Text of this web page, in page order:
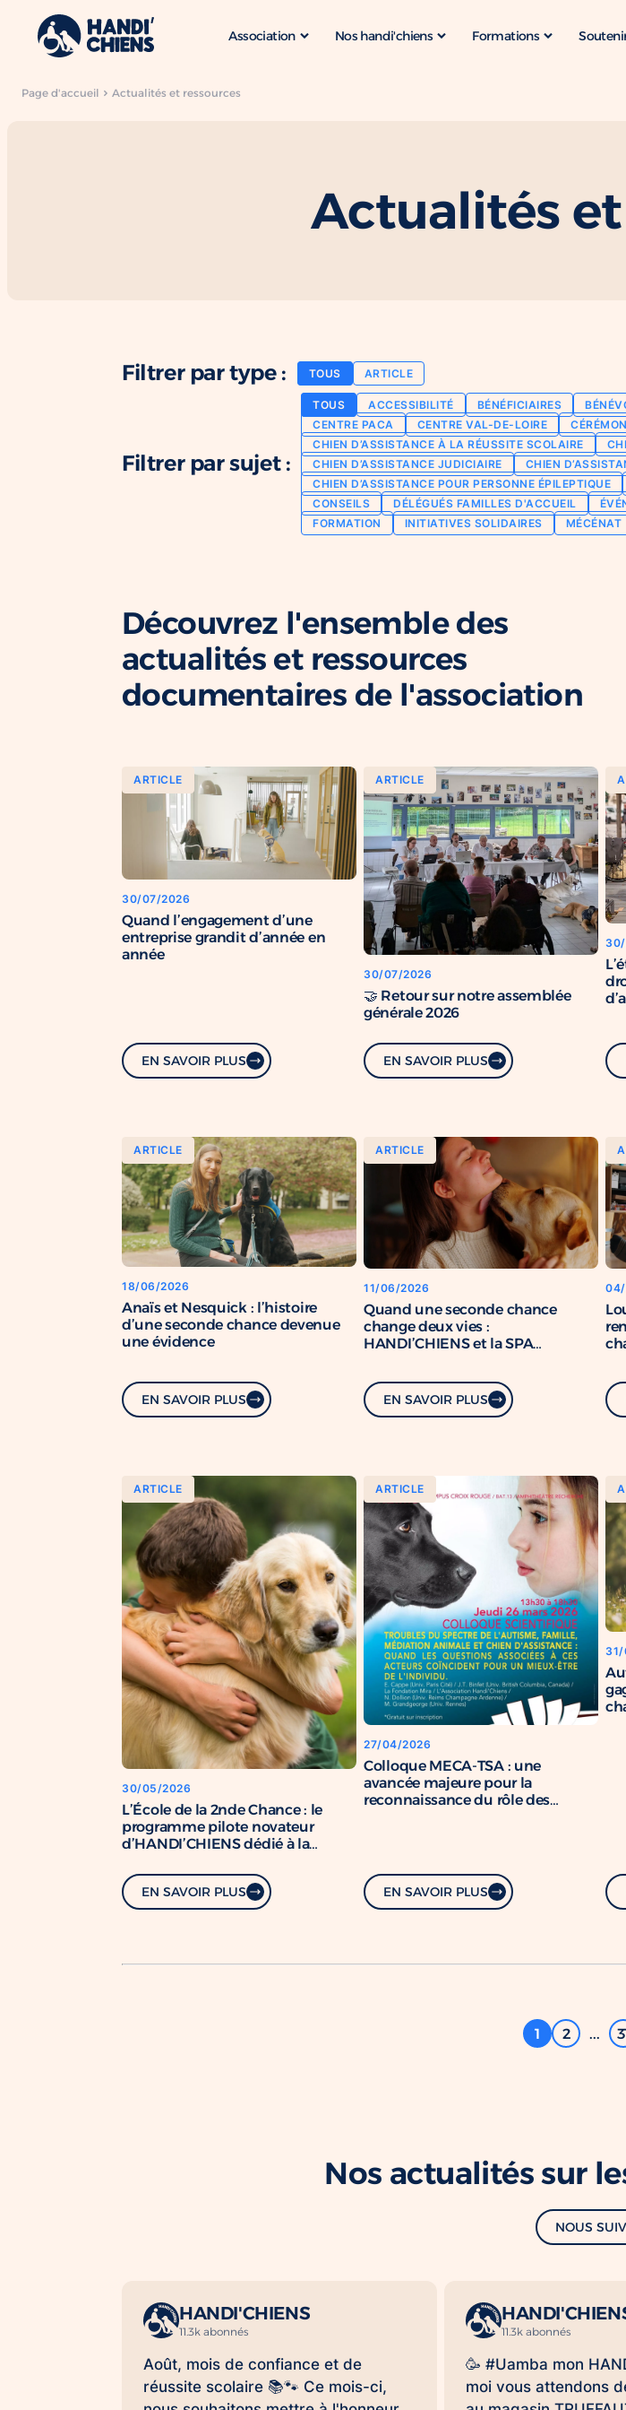
Association Nos handi'chiens Formations
Page d'accueil Actualités et ressources
Actualités
Filtrer par type : TOUS ARTICLE
Filtrer par sujet :
TOUS ACCESSIBILITÉ BÉNÉFICIAIRES
CENTRE PACA
CENTRE VAL-DE-LOIRE
CHIEN D’ASSISTANCE À LA RÉUSSITE SCOLAIRE
CHIEN D’ASSISTANCE JUDICIAIRE
CHIEN
CHIEN D’ASSISTANCE POUR PERSONNE ÉPILEPTIQUE
CONSEILS
DÉLÉGUÉS FAMILLES D'ACCUEIL
FORMATION
INITIATIVES SOLIDAIRES MÉCÉNAT
Découvrez l'ensemble des
actualités et ressources
documentaires de l'association
ARTICLE
30/07/2026
Quand l’engagement d’une
entreprise grandit d’année en
année
EN SAVOIR PLUS
ARTICLE
30/07/2026
🤝 Retour sur notre assemblée
générale 2026
EN SAVOIR PLUS
ARTICLE
18/06/2026
Anaïs et Nesquick : l’histoire
d’une seconde chance devenue
une évidence
EN SAVOIR PLUS
ARTICLE
11/06/2026
Quand une seconde chance
change deux vies :
HANDI’CHIENS et la SPA
commun
EN SAVOIR PLUS
ARTICLE
30/05/2026
L’École de la 2nde Chance : le
programme pilote novateur
d’HANDI’CHIENS dédié à la
EN SAVOIR PLUS
ARTICLE
27/04/2026
Colloque MECA-TSA : une
avancée majeure pour la
reconnaissance du rôle des
EN SAVOIR PLUS
1 2 ...
Nos actualités sur
NOUS
HANDI'CHIENS
11.3k abonnés
Août, mois de confiance et de
réussite scolaire 📚🐾 Ce mois-ci,
11.3k abonnés
🥳 #Uamba mon
moi vous attendons